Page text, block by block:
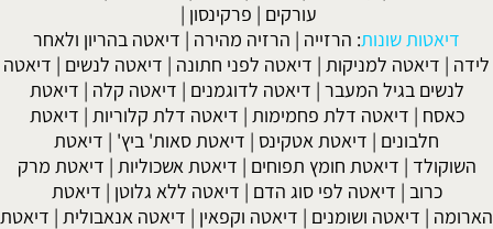
עורקים | פרקינסון |
דיאטות שונות: הרזייה | הרזיה מהירה | דיאטה בהריון ולאחר
לידה | דיאטה למניקות | דיאטה לפני חתונה | דיאטה לנשים | דיאטה
לנשים בגיל המעבר | דיאטה לדוגמנים | דיאטה קלה | דיאטת
כאסח | דיאטה דלת פחמימות | דיאטה דלת קלוריות | דיאטת
חלבונים | דיאטת אטקינס | דיאטת סאות' ביץ' | דיאטת
השוקולד | דיאטת חומץ תפוחים | דיאטת אשכוליות | דיאטת מרק
כרוב | דיאטה לפי סוג הדם | דיאטה ללא גלוטן | דיאטת
הארומה | דיאטה ושומנים | דיאטה וקפאין | דיאטה אנאבולית | דיאטת